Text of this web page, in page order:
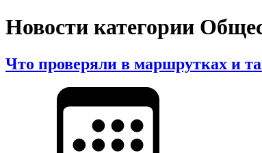
Новости категории
Что проверяли в маршрутках и